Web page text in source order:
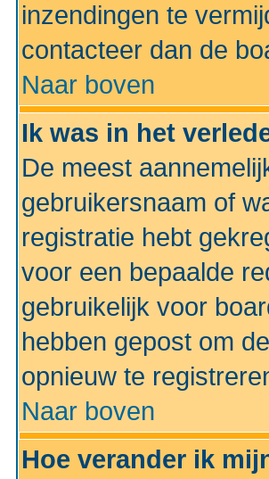
inzendingen te
contacteer dan de
Naar boven
Ik was in het
De meest
gebruikersnaam of
registratie hebt
voor een bepaalde
gebruikelijk voor
hebben gepost om
opnieuw te
Naar boven
Hoe verander ik